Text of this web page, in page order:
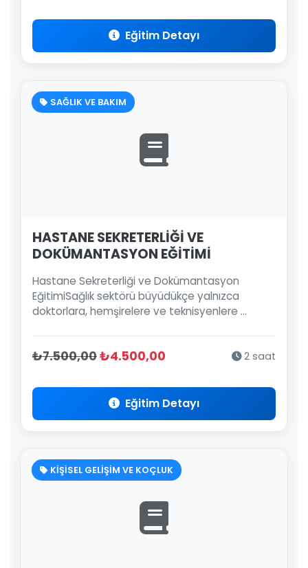
Eğitim Detayı
SAĞLIK VE BAKIM
HASTANE SEKRETERLİĞİ VE
DOKÜMANTASYON EĞİTİMİ
Hastane Sekreterliği ve Dokümantasyon
EğitimiSağlık sektörü büyüdükçe yalnızca
doktorlara, hemşirelere ve teknisyenlere ...
₺7.500,00₺4.500,00 2 saat
Eğitim Detayı
KİŞİSEL GELİŞİM VE KOÇLUK